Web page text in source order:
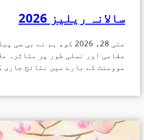
سالانہ ریلیز 2026
مئی 28، 2026 کو، ہم نے بی
مقامی اور نسلی طور پر متاثرہ
موومنٹ کے بارے میں نتائج جاری